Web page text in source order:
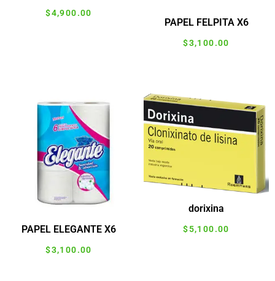
$4,900.00
PAPEL FELPITA X6
$3,100.00
PAPEL ELEGANTE X6
$3,100.00
dorixina
$5,100.00